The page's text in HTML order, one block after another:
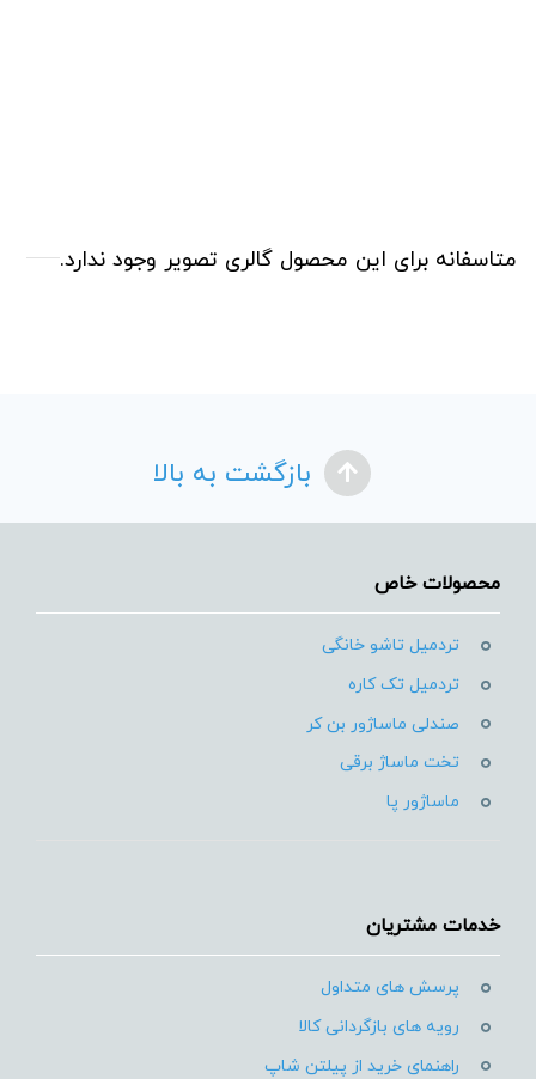
متاسفانه برای این محصول گالری تصویر وجود ندارد.
بازگشت به بالا
محصولات خاص
تردمیل تاشو خانگی
تردمیل تک کاره
صندلی ماساژور بن کر
تخت ماساژ برقی
ماساژور پا
خدمات مشتریان
پرسش های متداول
رویه های بازگردانی کالا
راهنمای خرید از پیلتن شاپ